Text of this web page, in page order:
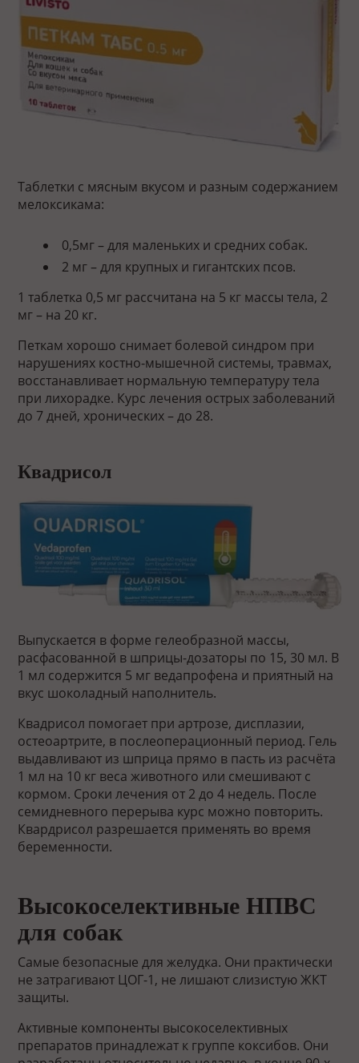
Таблетки с мясным вкусом и разным содержанием
мелоксикама:
0,5мг – для маленьких и средних собак.
2 мг – для крупных и гигантских псов.
1 таблетка 0,5 мг рассчитана на 5 кг массы тела, 2
мг – на 20 кг.
Петкам хорошо снимает болевой синдром при
нарушениях костно-мышечной системы, травмах,
восстанавливает нормальную температуру тела
при лихорадке. Курс лечения острых заболеваний
до 7 дней, хронических – до 28.
Квадрисол
Выпускается в форме гелеобразной массы,
расфасованной в шприцы-дозаторы по 15, 30 мл. В
1 мл содержится 5 мг ведапрофена и приятный на
вкус шоколадный наполнитель.
Квадрисол помогает при артрозе, дисплазии,
остеоартрите, в послеоперационный период. Гель
выдавливают из шприца прямо в пасть из расчёта
1 мл на 10 кг веса животного или смешивают с
кормом. Сроки лечения от 2 до 4 недель. После
семидневного перерыва курс можно повторить.
Квардрисол разрешается применять во время
беременности.
Высокоселективные НПВС
для собак
Самые безопасные для желудка. Они практически
не затрагивают ЦОГ-1, не лишают слизистую ЖКТ
защиты.
Активные компоненты высокоселективных
препаратов принадлежат к группе коксибов. Они